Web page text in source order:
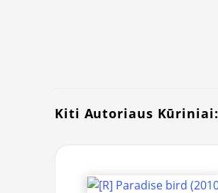
Kiti Autoriaus Kūriniai: